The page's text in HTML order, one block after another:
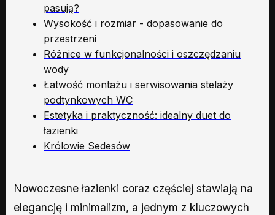
pasują?
Wysokość i rozmiar - dopasowanie do
przestrzeni
Różnice w funkcjonalności i oszczędzaniu
wody
Łatwość montażu i serwisowania stelaży
podtynkowych WC
Estetyka i praktyczność: idealny duet do
łazienki
Królowie Sedesów
Nowoczesne łazienki coraz częściej stawiają na
elegancję i minimalizm, a jednym z kluczowych